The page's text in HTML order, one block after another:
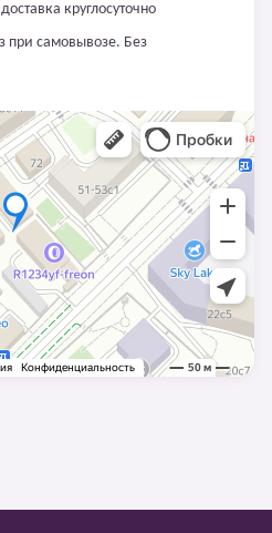
круглосуточно
при самовывозе. Без